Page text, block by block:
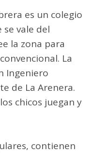
es un colegio
vale del
la zona para
La
Ingeniero
de La Arenera.
chicos juegan y
contienen